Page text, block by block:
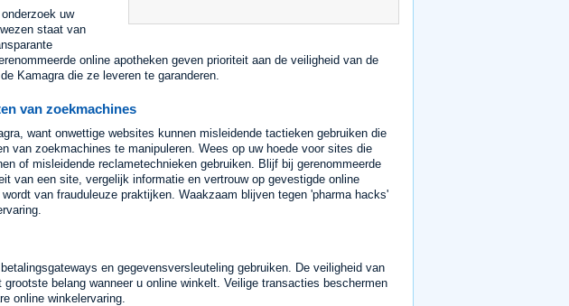
uw
staat van
online apotheken geven prioriteit aan de veiligheid van de
Kamagra die ze leveren te garanderen.
van zoekmachines
want onwettige websites kunnen misleidende tactieken gebruiken die
van zoekmachines te manipuleren. Wees op uw hoede voor sites die
of misleidende reclametechnieken gebruiken. Blijf bij gerenommeerde
van een site, vergelijk informatie en vertrouw op gevestigde online
van frauduleuze praktijken. Waakzaam blijven tegen 'pharma hacks'
en gegevensversleuteling gebruiken. De veiligheid van
belang wanneer u online winkelt. Veilige transacties beschermen
online winkelervaring.